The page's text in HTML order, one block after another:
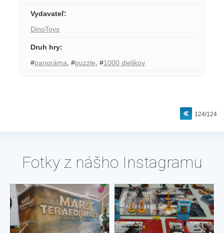
Vydavateľ:
DinoToys
Druh hry:
#panoráma #puzzle #1000 dielikov
124/124
Fotky z nášho Instagramu